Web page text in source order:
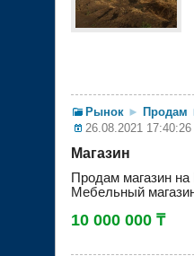
Рынок ► Продам
26.08.2021 17:40:26
Магазин
Продам магазин
Мебельный
10 000 000 ₸